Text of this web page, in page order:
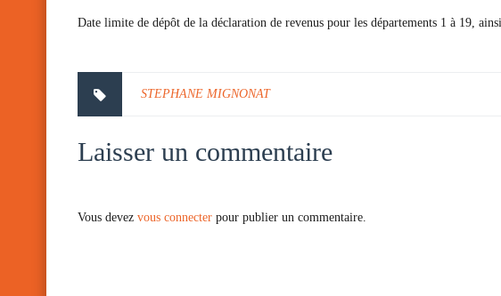
Date limite de dépôt de la déclaration de revenus pour les départements 1 à 19,
STEPHANE MIGNONAT
Laisser un commentaire
Vous devez vous connecter pour publier un commentaire.